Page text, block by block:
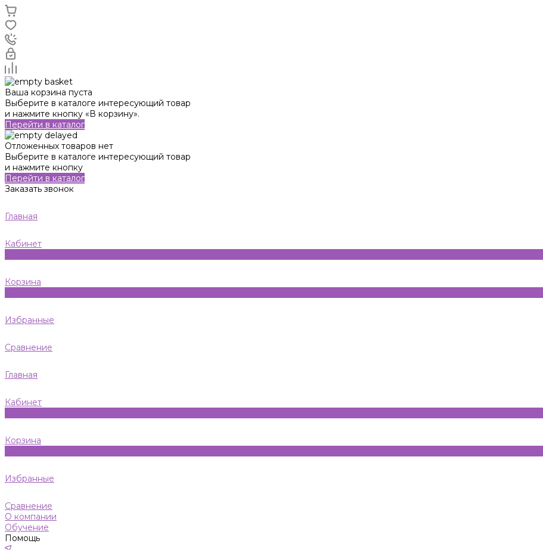
Ваша корзина пуста
Выберите в каталоге интересующий товар
и нажмите кнопку «В корзину».
Перейти в каталог
Отложенных товаров нет
Выберите в каталоге интересующий товар
и нажмите кнопку
Перейти в каталог
Заказать звонок
Главная
Кабинет
Корзина
Избранные
Сравнение
Главная
Кабинет
Корзина
Избранные
Сравнение
О компании
Обучение
Помощь